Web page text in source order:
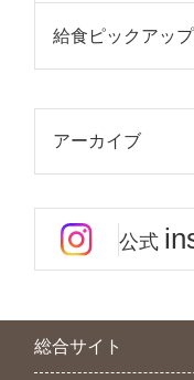
給食ピックアップ
アーカイブ
公式
総合サイト